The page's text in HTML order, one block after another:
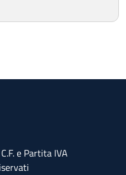
e Partita IVA